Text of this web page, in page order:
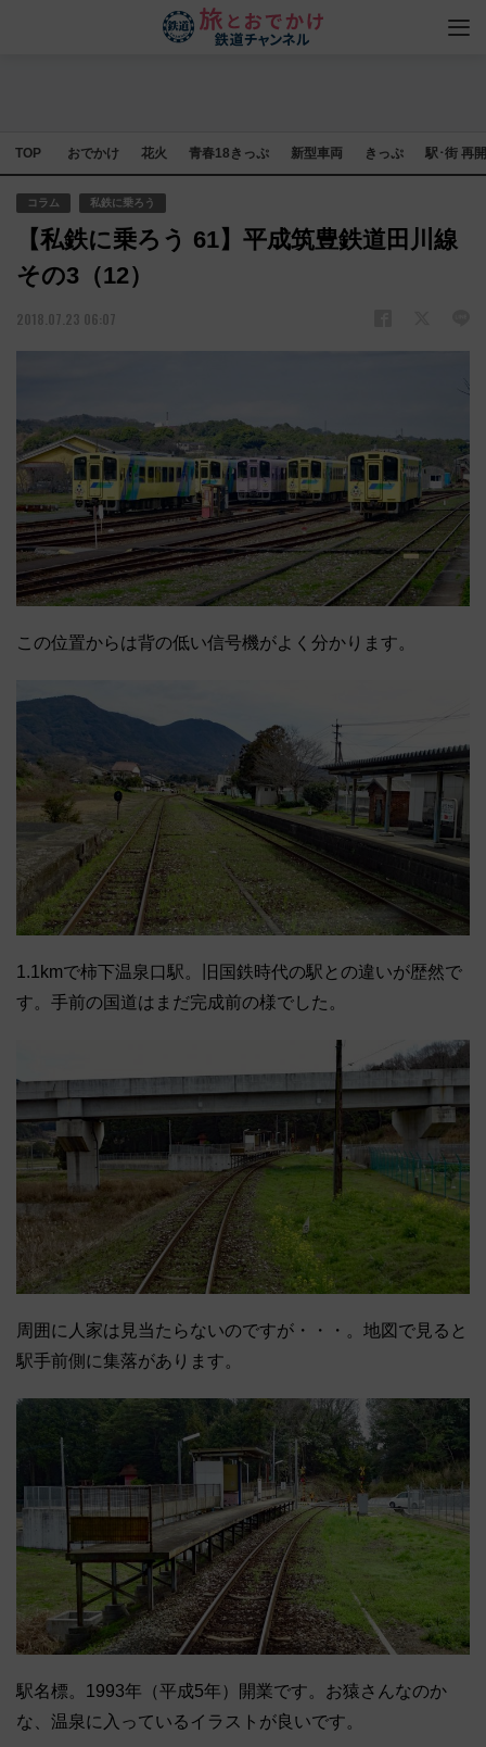
TOP おでかけ 花火 青春18きっぷ 新型車両 きっぷ 駅･街 再
コラム 私鉄に乗ろう
【私鉄に乗ろう 61】平成筑豊鉄道田川線
その3（12）
2018.07.23 06:07
この位置からは背の低い信号機がよく分かります。
1.1kmで柿下温泉口駅。旧国鉄時代の駅との違いが歴然で
す。手前の国道はまだ完成前の様でした。
周囲に人家は見当たらないのですが・・・。地図で見ると
駅手前側に集落があります。
駅名標。1993年（平成5年）開業です。お猿さんなのか
な、温泉に入っているイラストが良いです。